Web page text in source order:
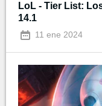
LoL - Tier List:
14.1
11 ene 2024